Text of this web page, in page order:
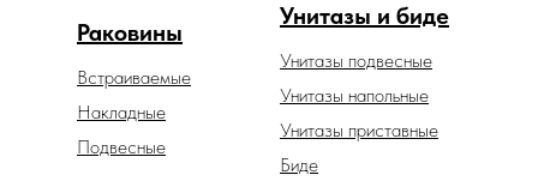
Унитазы и биде
Унитазы подвесные
Унитазы напольные
Унитазы приставные
Раковины
Встраиваемые
Накладные
Подвесные
Биде